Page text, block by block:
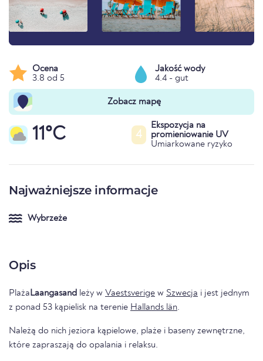
Ocena
3.8 od 5
Jakość wody
4.4 - gut
Zobacz mapę
11°C 4
Ekspozycja na
promieniowanie UV
Umiarkowane ryzyko
Najważniejsze informacje
Wybrzeże
Opis
PlażaLaangasand leży w Vaestsverige w Szwecja i jest jednym
z ponad 53 kąpielisk na terenie Hallands län.
Należą do nich jeziora kąpielowe, plaże i baseny zewnętrzne,
które zapraszają do opalania i relaksu.